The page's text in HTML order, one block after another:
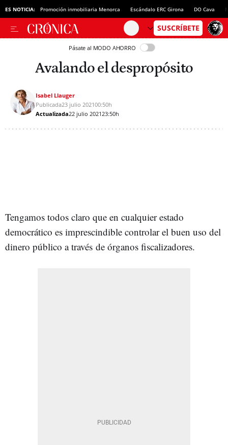
ES NOTICIA: Promoción inmobiliaria Menorca Escándalo ERC Girona DO Cava
Pásate al MODO AHORRO
Avalando el despropósito
Isabel Llauger
Publicada23 julio 202100:50h
Actualizada22 julio 202123:50h
Tengamos todos claro que en cualquier estado
democrático es imprescindible controlar el buen uso del
dinero público a través de órganos fiscalizadores.